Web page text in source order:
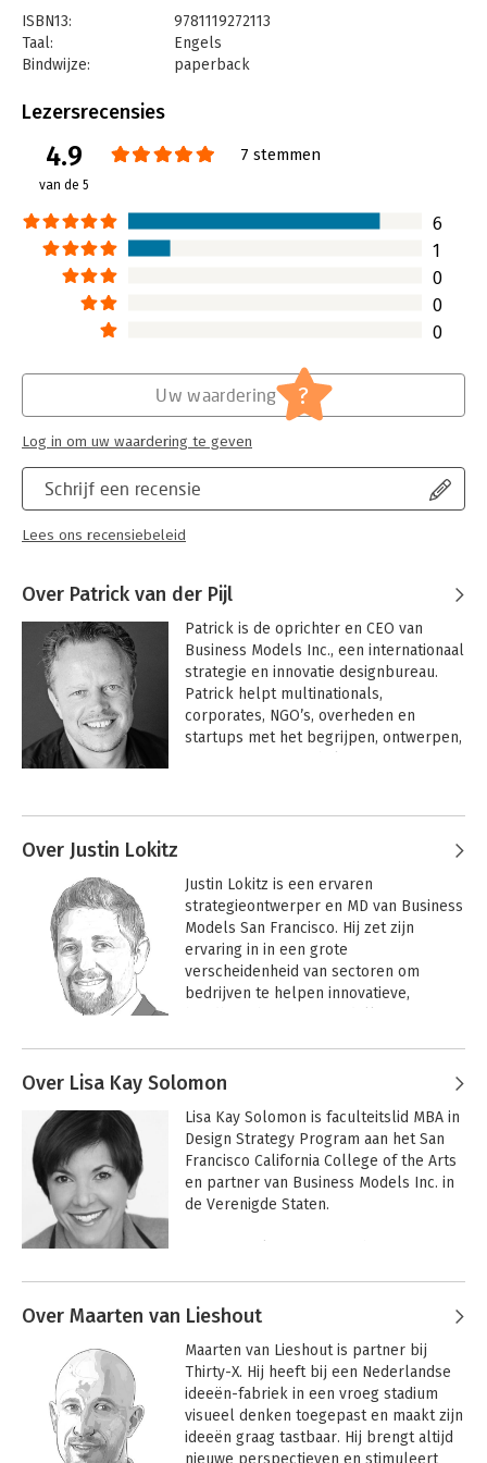
ISBN13:
9781119272113
Taal:
Engels
Bindwijze:
paperback
Uitgever:
Verschijningsdatum:
26-10-2016
Hoofdrubriek:
Serie:
Business Model Generatie
Lezersrecensies
4.9
van de 5
7 stemmen
6
1
0
0
0
Schrijf een recensie
Lees ons recensiebeleid
Uw waardering ?
Log in om uw waardering te geven
Over Patrick van der Pijl
Patrick is de oprichter en CEO van
Business Models Inc., een internationaal
strategie en innovatie designbureau.
Patrick helpt multinationals,
corporates, NGO’s, overheden en
startups met het begrijpen, ontwerpen,
manieren voor waardecreatie en
Ontwerp Betere Business: nieuwe tools,
vaardigheden en mindset voor innovatie
en strategie. Hij is ook de producer van
de wereldwijde bestseller Business
Model Generation waarvan meer dan 4
Pioneer Award en Amerikaanse Design
Management Institute Award.
generatie
(Nederlandstalig)
Shifts
Design Denken & Create the WOW!
Over Justin Lokitz
Justin Lokitz is een ervaren
strategieontwerper en MD van Business
Models San Francisco. Hij zet zijn
ervaring in in een grote
verscheidenheid van sectoren om
bedrijven te helpen innovatieve,
Business
Over Lisa Kay Solomon
Lisa Kay Solomon is faculteitslid MBA in
Design Strategy Program aan het San
Francisco California College of the Arts
en partner van Business Models Inc. in
de Verenigde Staten.
Strategy Program aan het San Francisco
partner van het Nederlandse
consultancy bureau Business Models
Inc. in de VS. Ze doceert aan
vooraanstaande business schools zoals
Stanford en University of California,
Solomon
Over Maarten van Lieshout
Maarten van Lieshout is partner bij
Thirty-X. Hij heeft bij een Nederlandse
ideeën-fabriek in een vroeg stadium
visueel denken toegepast en maakt zijn
ideeën graag tastbaar. Hij brengt altijd
nieuwe perspectieven en stimuleert